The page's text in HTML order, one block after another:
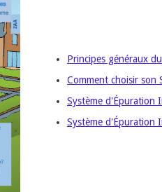
Principes généraux
Comment choisir son
Système d'Épuration
Système d'Épuration